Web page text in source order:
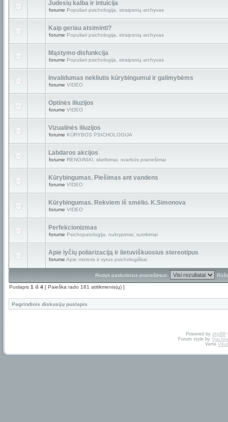
Judesių kalba ir intuicija
forume Populiari psichologija, straipsnių archyvas
Kaip geriau atsiminti?
forume Populiari psichologija, straipsnių archyvas
Mąstymo disfunkcija
forume Populiari psichologija, straipsnių archyvas
Invalidumas nekliutis kūrybingumui ir galimybėms
forume VIDEO
Optinės iliuzijos
forume VIDEO
Vizualinės iliuzijos
forume KŪRYBOS PSICHOLOGIJA
Labdaros akcijos
forume RENGINIAI, skelbimai, svarbūs pranešimai
Kūrybingumas. Piešimas ant vandens
forume VIDEO
Kūrybingumas. Rekviem iš smėlio. K.Simonova
forume VIDEO
Perfekcionizmas
forume Psichopatologija, nukrypimai, sutrikimai
Apie lyčių poliarizaciją ir lietuviškuosius stereotipus
forume Apie moteris ir vyrus psichologiškai
Rodyti paskutinius pranešimus:
Puslapis 1 iš 4 [ Paieška rado 181 atitikmenis(ų) ]
Pagrindinis diskusijų puslapis
Powered by phpBB
Forum style by
Vertė